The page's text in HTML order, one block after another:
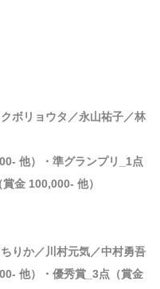
ボリョウタ／永山祐子／林
他）・準グランプリ_1点
金 100,000- 他）
りか／川村元気／中村勇吾
他）・優秀賞_3点（賞金